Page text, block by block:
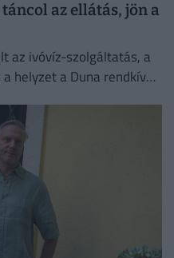
az ellátás, jön a
az ivóvíz-szolgáltatás, a
helyzet a Duna rendkívül